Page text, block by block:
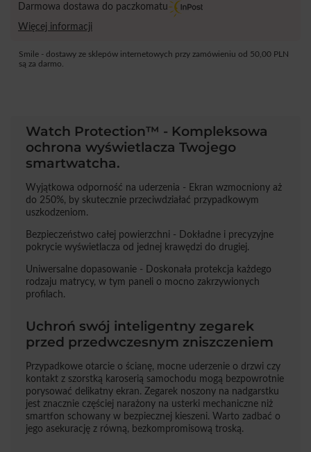
Darmowa dostawa do paczkomatu
Więcej informacji
Smile - dostawy ze sklepów internetowych przy zamówieniu od 50,00 PLN
są za darmo.
Watch Protection™ - Kompleksowa
ochrona wyświetlacza Twojego
smartwatcha.
Wyjątkowa odporność na uderzenia - Ekran wzmocniony aż
do 250%, by skutecznie przeciwdziałać przypadkowym
uszkodzeniom.
Bezpieczeństwo całej powierzchni - Dokładne i precyzyjne
pokrycie wyświetlacza od jednej krawędzi do drugiej.
Uniwersalne dopasowanie - Doskonała protekcja każdego
rodzaju matrycy, w tym paneli o mocno zakrzywionych
profilach.
Uchroń swój inteligentny zegarek
przed przedwczesnym zniszczeniem
Przypadkowe otarcie o ścianę, mocne uderzenie o drzwi czy
kontakt z szorstką karoserią samochodu mogą bezpowrotnie
porysować delikatny ekran. Zegarek noszony na nadgarstku
jest znacznie częściej narażony na usterki mechaniczne niż
smartfon schowany w bezpiecznej kieszeni. Warto zadbać o
jego asekurację z równą, bezkompromisową troską.